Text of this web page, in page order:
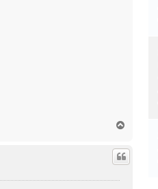
g
r